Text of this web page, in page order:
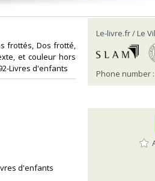
frottés, Dos frotté,
et couleur hors
Livres d'enfants‎
d'enfants‎
Le-livre.fr / Le
Phone number :